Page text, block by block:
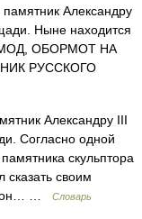
Александру
Ныне находится
ОБОРМОТ НА
РУССКОГО
Александру III
Согласно одной
скульптора
сказать своим
он… …
Словарь